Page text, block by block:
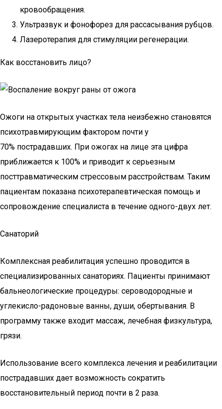
кровообращения.
Ультразвук и фонофорез для рассасывания рубцов.
Лазеротерапия для стимуляции регенерации.
Как восстановить лицо?
Ожоги на открытых участках тела неизбежно становятся
психотравмирующим фактором почти у
70% пострадавших. При ожогах на лице эта цифра
приближается к 100% и приводит к серьезным
посттравматическим стрессовым расстройствам. Таким
пациентам показана психотерапевтическая помощь и
сопровождение специалиста в течение одного-двух лет.
Санаторий
Комплексная реабилитация успешно проводится в
специализированных санаториях. Пациенты принимают
бальнеологические процедуры: сероводородные и
углекисло-радоновые ванны, души, обертывания. В
программу также входит массаж, лечебная физкультура,
грязи.
Использование всего комплекса лечения и реабилитации
пострадавших дает возможность сократить
восстановительный период почти в 2 раза.